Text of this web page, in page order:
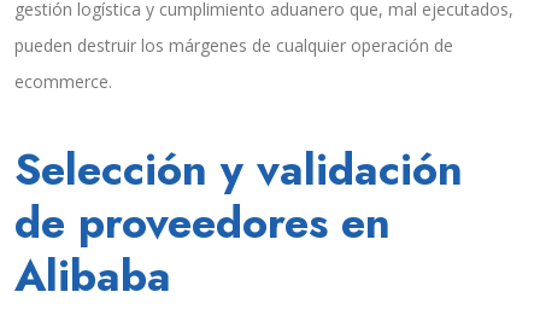
gestión logística y cumplimiento aduanero que, mal ejecutados,
pueden destruir los márgenes de cualquier operación de
ecommerce.
Selección y validación
de proveedores en
Alibaba